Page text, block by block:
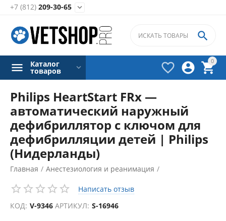
+7 (812) 209-30-65 
0




Каталог
товаров
Philips HeartStart FRx —
автоматический наружный
дефибриллятор с ключом для
дефибрилляции детей | Philips
(Нидерланды)
Главная / Анестезиология и реанимация /
Дефибрилляторы
Написать отзыв
КОД: V-9346 АРТИКУЛ: S-16946